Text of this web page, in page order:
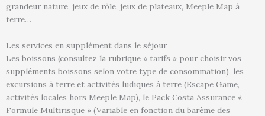
grandeur nature, jeux de rôle, jeux de plateaux, Meeple Map à
terre…
Les services en supplément dans le séjour
Les boissons (consultez la rubrique « tarifs » pour choisir vos
suppléments boissons selon votre type de consommation), les
excursions à terre et activités ludiques à terre (Escape Game,
activités locales hors Meeple Map), le Pack Costa Assurance «
Formule Multirisque » (Variable en fonction du barème des